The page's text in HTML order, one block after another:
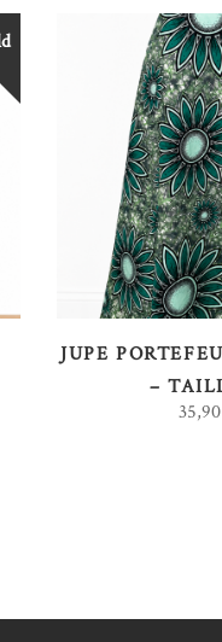
AJOUTER
JUPE
–